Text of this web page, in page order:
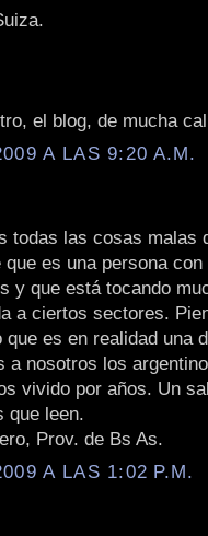
el blog, de mucha
A LAS 9:20 A.M.
todas las cosas malas
es una persona
y que está tocando
a ciertos sectores.
es en realidad una
a nosotros los
vivido por años. Un
que leen.
Prov. de Bs As.
A LAS 1:02 P.M.